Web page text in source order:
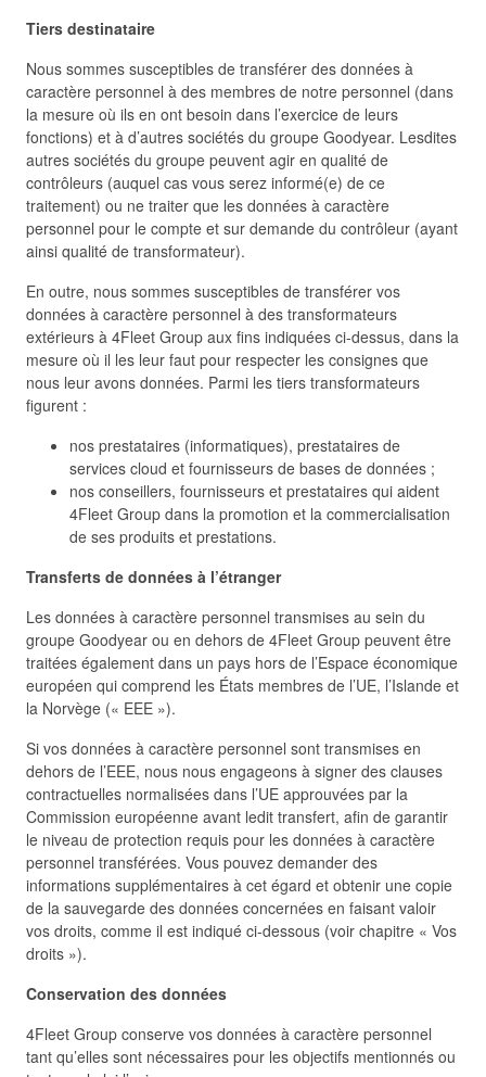
Tiers destinataire
Nous sommes susceptibles de transférer des données à
caractère personnel à des membres de notre personnel (dans
la mesure où ils en ont besoin dans l’exercice de leurs
fonctions) et à d’autres sociétés du groupe Goodyear. Lesdites
autres sociétés du groupe peuvent agir en qualité de
contrôleurs (auquel cas vous serez informé(e) de ce
traitement) ou ne traiter que les données à caractère
personnel pour le compte et sur demande du contrôleur (ayant
ainsi qualité de transformateur).
En outre, nous sommes susceptibles de transférer vos
données à caractère personnel à des transformateurs
extérieurs à 4Fleet Group aux fins indiquées ci-dessus, dans la
mesure où il les leur faut pour respecter les consignes que
nous leur avons données. Parmi les tiers transformateurs
figurent :
nos prestataires (informatiques), prestataires de
services cloud et fournisseurs de bases de données ;
nos conseillers, fournisseurs et prestataires qui aident
4Fleet Group dans la promotion et la commercialisation
de ses produits et prestations.
Transferts de données à l’étranger
Les données à caractère personnel transmises au sein du
groupe Goodyear ou en dehors de 4Fleet Group peuvent être
traitées également dans un pays hors de l’Espace économique
européen qui comprend les États membres de l’UE, l’Islande et
la Norvège (« EEE »).
Si vos données à caractère personnel sont transmises en
dehors de l’EEE, nous nous engageons à signer des clauses
contractuelles normalisées dans l’UE approuvées par la
Commission européenne avant ledit transfert, afin de garantir
le niveau de protection requis pour les données à caractère
personnel transférées. Vous pouvez demander des
informations supplémentaires à cet égard et obtenir une copie
de la sauvegarde des données concernées en faisant valoir
vos droits, comme il est indiqué ci-dessous (voir chapitre « Vos
droits »).
Conservation des données
4Fleet Group conserve vos données à caractère personnel
tant qu’elles sont nécessaires pour les objectifs mentionnés ou